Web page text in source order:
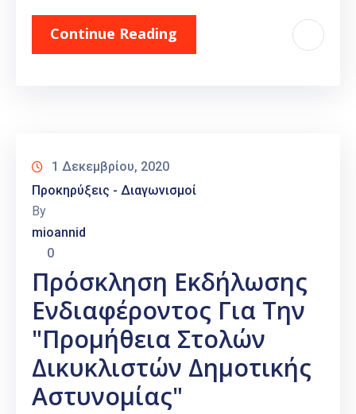
Continue Reading
1 Δεκεμβρίου, 2020
Προκηρύξεις - Διαγωνισμοί
By
mioannid
0
Πρόσκληση Εκδήλωσης
Ενδιαφέροντος Για Την
"Προμήθεια Στολών
Δικυκλιστών Δημοτικής
Αστυνομίας"